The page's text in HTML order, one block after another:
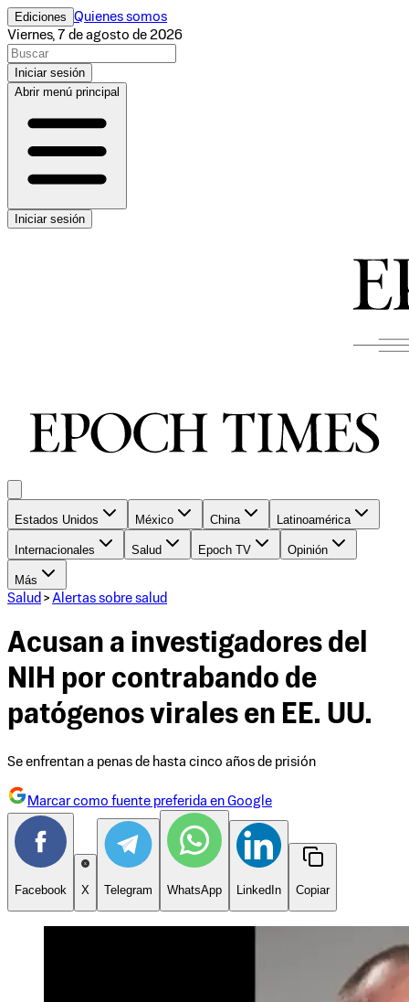
Ediciones Quienes somos
Viernes, 7 de agosto de 2026
Iniciar sesión
Abrir menú principal
Iniciar sesión
Estados Unidos México China Latinoamérica
Internacionales Salud Epoch TV Opinión
Más
Salud > Alertas sobre salud
Acusan a investigadores del
NIH ​​por contrabando de
patógenos virales en EE. UU.
Se enfrentan a penas de hasta cinco años de prisión
Marcar como fuente preferida en Google
Facebook X Telegram WhatsApp LinkedIn Copiar